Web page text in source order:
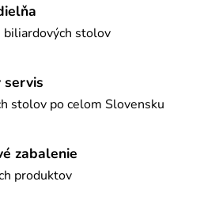
biliardových stolov
servis
stolov po celom Slovensku
zabalenie
produktov